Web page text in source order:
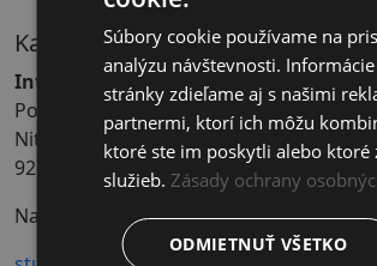
Kancelária
Interiérové štúdio Múza
Polyfunkčná budova
Nitrianska 6A/2254
927 05 Šaľa-Veča
Napíšte nám:
Súbory cookie používame na
analýzu návštevnosti.
stránky zdieľame aj s našimi
partnermi, ktorí ich môžu
ktoré ste im poskytli alebo
služieb. Zásady ochrany
ODMIETNUŤ VŠETKO